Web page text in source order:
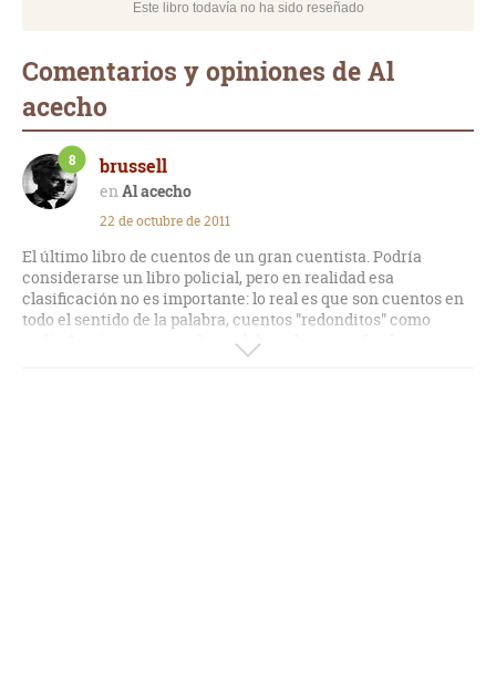
Este libro todavía no ha sido reseñado
Comentarios y opiniones de Al
acecho
brussell
Al acecho
8
22 de octubre de 2011
El último libro de cuentos de un gran cuentista. Podría
considerarse un libro policial, pero en realidad esa
clasificación no es importante: lo real es que son cuentos en
todo el sentido de la palabra, cuentos "redonditos" como
pedía Cortázar, cuentos bien elaborados y con final
contundente, muchas veces sorpresivo. ¿Qué más se le